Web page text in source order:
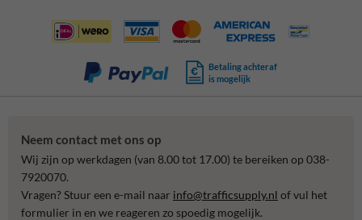
Betaling achteraf
is mogelijk
Neem contact met ons op
Wij zijn op werkdagen (van 8.00 tot 17.00) te bereiken op 038-
7920070.
Vragen? Stuur een e-mail naar info@trafficsupply.nl of vul het
formulier in en we reageren zo spoedig mogelijk.